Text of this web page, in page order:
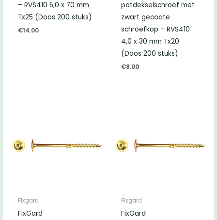
– RVS410 5,0 x 70 mm
Tx25 (Doos 200 stuks)
€14.00
potdekselschroef met
zwart gecoate
schroefkop – RVS410
4,0 x 30 mm Tx20
(Doos 200 stuks)
€8.00
Fixgard
FixGard
Fixgard
FixGard